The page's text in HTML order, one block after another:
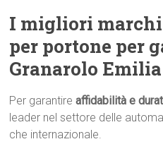
I migliori
per portone per
Granarolo Emilia
Per garantireaffidabilità e
leader nel settore delle
che internazionale.